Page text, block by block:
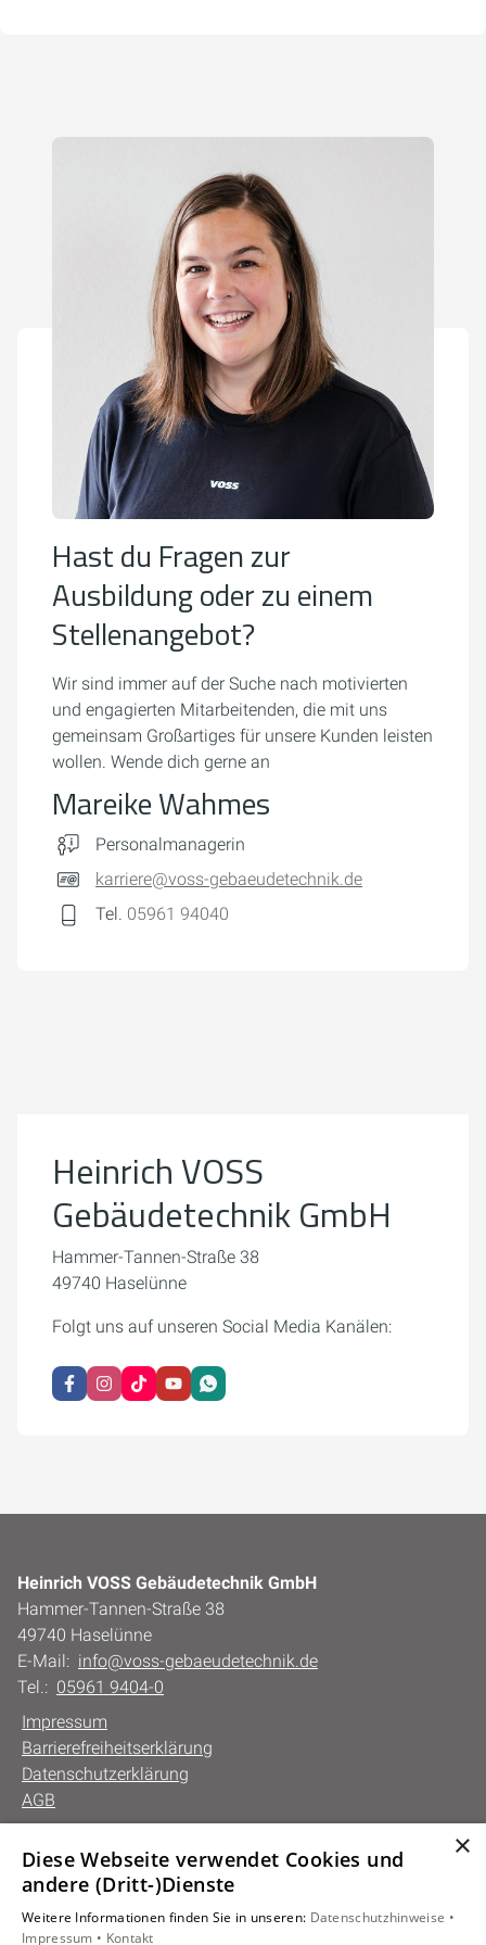
Hast du Fragen zur
Ausbildung oder zu einem
Stellenangebot?
Wir sind immer auf der Suche nach motivierten
und engagierten Mitarbeitenden, die mit uns
gemeinsam Großartiges für unsere Kunden leisten
wollen. Wende dich gerne an
Mareike Wahmes
Personalmanagerin
karriere@voss-gebaeudetechnik.de
Tel. 05961 94040
Cookie-Einstellungen öffnen
Heinrich VOSS
Gebäudetechnik GmbH
Hammer-Tannen-Straße 38
49740 Haselünne
Folgt uns auf unseren Social Media Kanälen:
Heinrich VOSS Gebäudetechnik GmbH
Hammer-Tannen-Straße 38
49740 Haselünne
E-Mail: info@voss-gebaeudetechnik.de
Tel.: 05961 9404-0
Impressum
Barrierefreiheitserklärung
Datenschutzerklärung
AGB
Unsere Bereiche
Gewerbekunden
×
Diese Webseite verwendet Cookies und
andere (Dritt-)Dienste
Weitere Informationen finden Sie in unseren: Datenschutzhinweise •
Impressum • Kontakt